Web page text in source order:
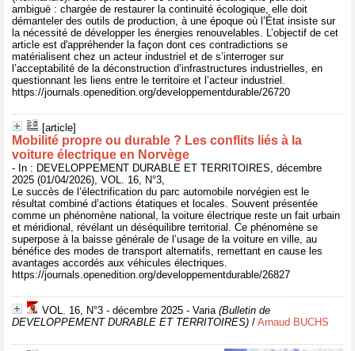
ambiguë : chargée de restaurer la continuité écologique, elle doit
démanteler des outils de production, à une époque où l’État insiste sur
la nécessité de développer les énergies renouvelables. L’objectif de cet
article est d'appréhender la façon dont ces contradictions se
matérialisent chez un acteur industriel et de s’interroger sur
l’acceptabilité de la déconstruction d’infrastructures industrielles, en
questionnant les liens entre le territoire et l’acteur industriel.
https://journals.openedition.org/developpementdurable/26720
[article]
Mobilité propre ou durable ? Les conflits liés à la
voiture électrique en Norvège
- In : DEVELOPPEMENT DURABLE ET TERRITOIRES, décembre
2025 (01/04/2026), VOL. 16, N°3,
Le succès de l’électrification du parc automobile norvégien est le
résultat combiné d’actions étatiques et locales. Souvent présentée
comme un phénomène national, la voiture électrique reste un fait urbain
et méridional, révélant un déséquilibre territorial. Ce phénomène se
superpose à la baisse générale de l’usage de la voiture en ville, au
bénéfice des modes de transport alternatifs, remettant en cause les
avantages accordés aux véhicules électriques.
https://journals.openedition.org/developpementdurable/26827
VOL. 16, N°3 - décembre 2025 - Varia(Bulletin de
DEVELOPPEMENT DURABLE ET TERRITOIRES) / Arnaud BUCHS